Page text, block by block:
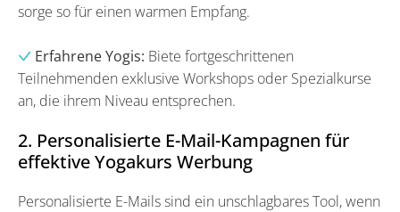
sorge so für einen warmen Empfang.
Erfahrene Yogis: Biete fortgeschrittenen
Teilnehmenden exklusive Workshops oder Spezialkurse
an, die ihrem Niveau entsprechen.
2. Personalisierte E-Mail-Kampagnen für
effektive Yogakurs Werbung
Personalisierte E-Mails sind ein unschlagbares Tool, wenn